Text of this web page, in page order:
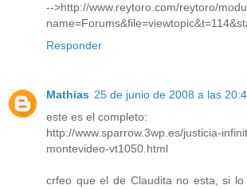
-->http://www.reytoro.com/reytoro/
Responder
Mathias 25 de junio de 2008 a las
este es el completo:
http://www.sparrow.3wp.es/justicia-
montevideo-vt1050.html
crfeo que el de Claudita no esta, si